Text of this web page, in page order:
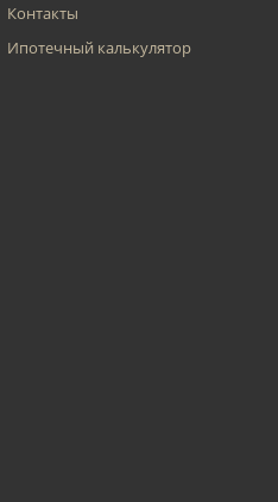
Контакты
Ипотечный калькулятор